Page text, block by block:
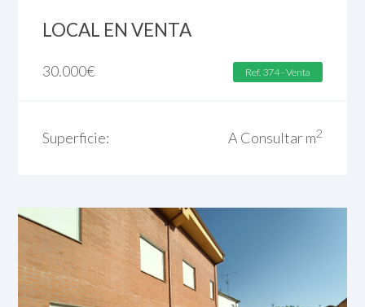
LOCAL EN VENTA
30.000€ Ref. 374 - Venta
Superficie: A Consultar m2